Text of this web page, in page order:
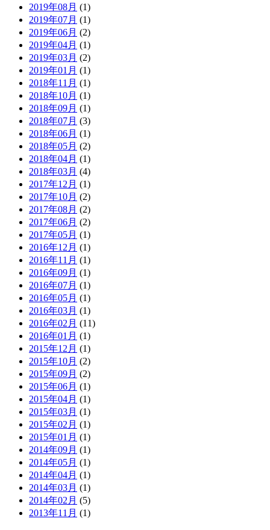
2019年08月 (1)
2019年07月 (1)
2019年06月 (2)
2019年04月 (1)
2019年03月 (2)
2019年01月 (1)
2018年11月 (1)
2018年10月 (1)
2018年09月 (1)
2018年07月 (3)
2018年06月 (1)
2018年05月 (2)
2018年04月 (1)
2018年03月 (4)
2017年12月 (1)
2017年10月 (2)
2017年08月 (2)
2017年06月 (2)
2017年05月 (1)
2016年12月 (1)
2016年11月 (1)
2016年09月 (1)
2016年07月 (1)
2016年05月 (1)
2016年03月 (1)
2016年02月 (11)
2016年01月 (1)
2015年12月 (1)
2015年10月 (2)
2015年09月 (2)
2015年06月 (1)
2015年04月 (1)
2015年03月 (1)
2015年02月 (1)
2015年01月 (1)
2014年09月 (1)
2014年05月 (1)
2014年04月 (1)
2014年03月 (1)
2014年02月 (5)
2013年11月 (1)